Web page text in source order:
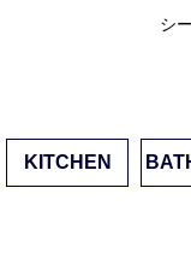
シ
KITCHEN